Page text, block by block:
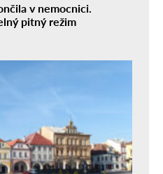
v nemocnici.
pitný režim